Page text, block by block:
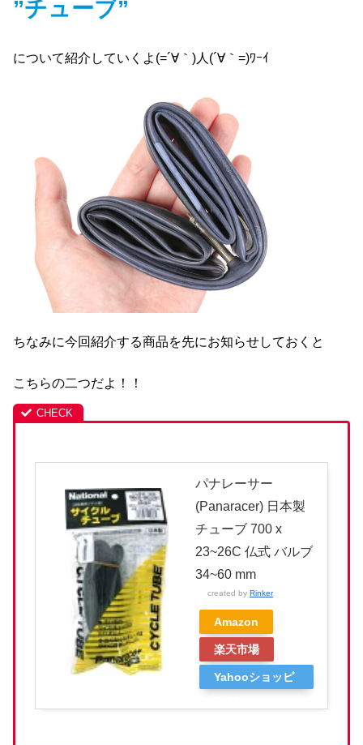
”チューブ”
について紹介していくよ(=´∀｀)人(´∀｀=)ﾜｰｲ
ちなみに今回紹介する商品を先にお知らせしておくと
こちらの二つだよ！！
パナレーサー
(Panaracer) 日本製
チューブ 700 x
23~26C 仏式 バルブ
34~60 mm
created by Rinker
Amazon
楽天市場
Yahooショッピ